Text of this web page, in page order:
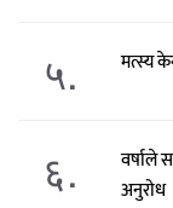
५. मत्स्य
६.
वर्षाले
अनुरोध